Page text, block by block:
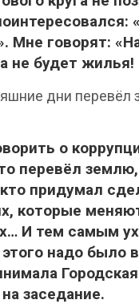
Мне говорят:
не будет жилья!
дни
о
перевёл
придумал
которые
И тем самым
надо было
заседание.